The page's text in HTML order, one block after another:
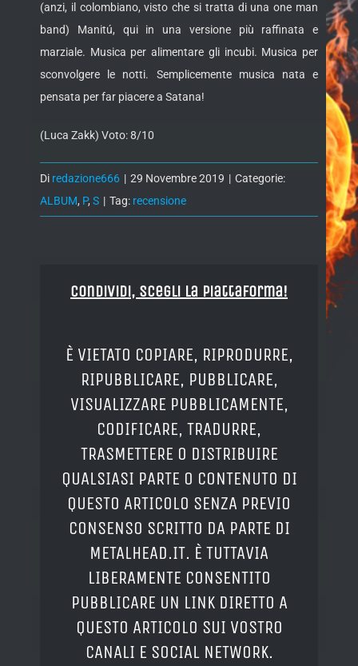
(anzi, il colombiano, visto che si tratta di una one man
band) Manitú, qui in una versione più raffinata e
marziale. Musica per alimentare gli incubi. Musica per
sconvolgere le notti. Semplicemente musica nata e
pensata per far piacere a Satana!
(Luca Zakk) Voto: 8/10
Di redazione666 | 29 Novembre 2019 | Categorie:
ALBUM, P, S | Tag: recensione
Condividi, Scegli la piattaforma!
È VIETATO COPIARE, RIPRODURRE,
RIPUBBLICARE, PUBBLICARE,
VISUALIZZARE PUBBLICAMENTE,
CODIFICARE, TRADURRE,
TRASMETTERE O DISTRIBUIRE
QUALSIASI PARTE O CONTENUTO DI
QUESTO ARTICOLO SENZA PREVIO
CONSENSO SCRITTO DA PARTE DI
METALHEAD.IT. È TUTTAVIA
LIBERAMENTE CONSENTITO
PUBBLICARE UN LINK DIRETTO A
QUESTO ARTICOLO SUI VOSTRO
CANALI E SOCIAL NETWORK.